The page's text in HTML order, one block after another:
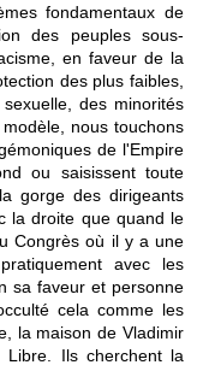
fondamentaux de
des peuples sous-
en faveur de la
des plus faibles,
des minorités
nous touchons
de l'Empire
ou saisissent toute
gorge des dirigeants
la droite que quand le
Congrès où il y a une
avec les
sa faveur et personne
cela comme les
la maison de Vladimir
Libre. Ils cherchent la